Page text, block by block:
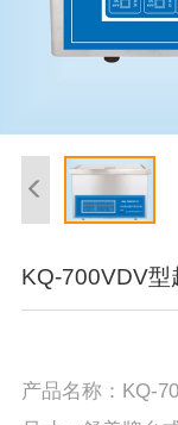
KQ-700VDV型
产品名称：KQ-